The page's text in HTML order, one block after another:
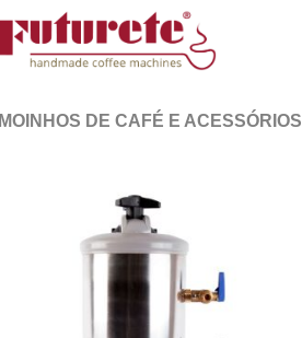
MOINHOS DE CAFÉ E ACESSÓRIOS